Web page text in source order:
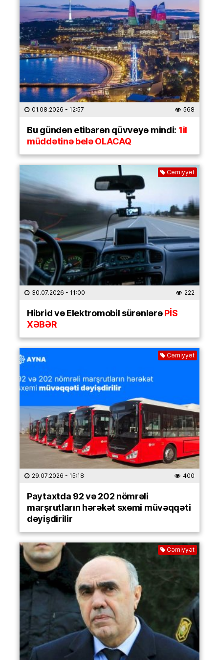
01.08.2026 - 12:57 568
Bu gündən etibarən qüvvəyə mindi: 1il
müddətinə belə OLACAQ
Cəmiyyət
30.07.2026 - 11:00 222
Hibrid və Elektromobil sürənlərəPİS
XƏBƏR
Cəmiyyət
29.07.2026 - 15:18 400
Paytaxtda 92 və 202 nömrəli
marşrutların hərəkət sxemi müvəqqəti
dəyişdirilir
Cəmiyyət